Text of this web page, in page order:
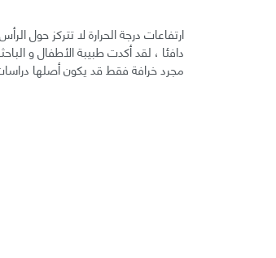
ارتفاعات درجة الحرارة لا تتركز حول
دافئا ، لقد أكدت طبيبة الأطفال و
مجرد خرافة فقط قد يكون أصلها